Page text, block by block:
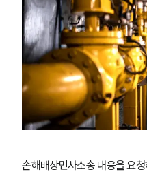
손해배상민사소송 대응을 요